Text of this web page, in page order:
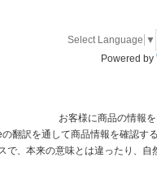
Select Language ▼
Powered by
お客様に商品の情報
の翻訳を通して商品情報を確認す
、本来の意味とは違ったり、